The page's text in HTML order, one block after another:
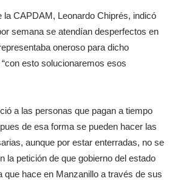
la CAPDAM, Leonardo Chiprés, indicó
semana se atendían desperfectos en
oneroso para dicho
esto solucionaremos esos
a las personas que pagan a tiempo
de esa forma se pueden hacer las
aunque por estar enterradas, no se
la petición de que gobierno del estado
que hace en Manzanillo a través de sus